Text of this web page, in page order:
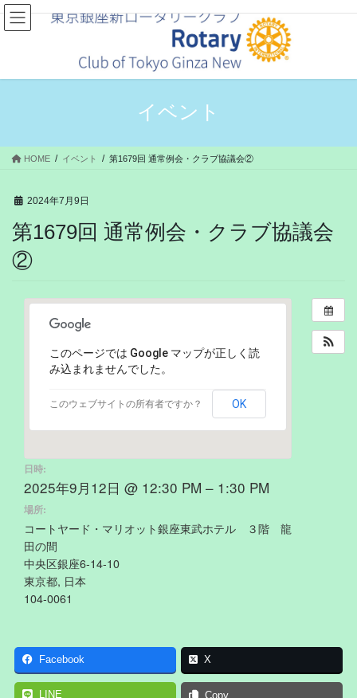
コ
ン
ナ
ビ
イベント
HOME イベント 第1679回 通常例会・クラブ協議会②
2024年7月9日
第1679回 通常例会・クラブ協議会
②
このページでは Google マップが正しく読
み込まれませんでした。
このウェブサイトの所有者ですか？ OK
日時:
2025年9月12日 @ 12:30 PM – 1:30 PM
場所:
コートヤード・マリオット銀座東武ホテル ３階 龍
田の間
中央区銀座6-14-10
東京都, 日本
104-0061
Facebook X
LINE Copy